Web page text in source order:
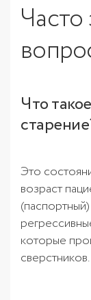
Что
Это
возраст
которые
сверстников.